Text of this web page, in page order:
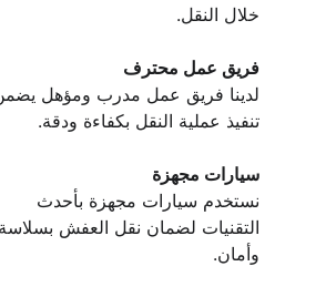
خلال النقل.
فريق عمل محترف
لدينا فريق عمل مدرب ومؤهل
تنفيذ عملية النقل بكفاءة ودقة.
سيارات مجهزة
نستخدم سيارات مجهزة بأحدث
التقنيات لضمان نقل العفش بسلاسة
وأمان.